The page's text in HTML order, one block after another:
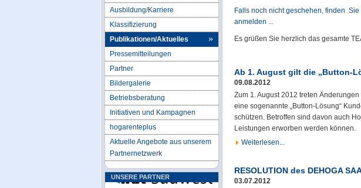
Ausbildung/Karriere
Klassifizierung
Publikationen/Aktuelles
Pressemitteilungen
Partner
Bildergalerie
Betriebsberatung
Initiativen und Kampagnen
hogarenteplus
Aktuelle Angebote aus unserem
Partnernetzwerk
UNSERE PARTNER
Falls noch nicht geschehen, finden
anmelden ...
Es grüßen Sie herzlich das gesamte
Ab 1. August gilt die „Button-
09.08.2012
Zum 1. August 2012 treten
eine sogenannte „Button-Lösung“
schützen. Betroffen sind davon auch
Leistungen erworben werden können.
Weiterlesen...
RESOLUTION des DEHOGA
03.07.2012